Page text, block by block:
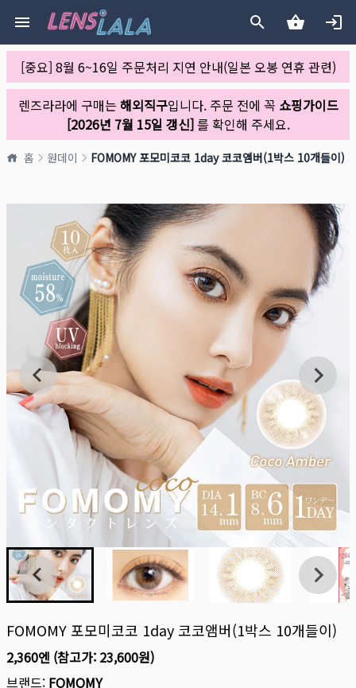
[중요] 8월 6~16일 주문처리 지연 안내(일본 오봉 연휴 관련)
렌즈라라에 구매는 해외직구입니다. 주문 전에 꼭 쇼핑가이드
[2026년 7월 15일 갱신]를 확인해 주세요.
홈 원데이 FOMOMY 포모미코코 1day 코코앰버(1박스 10개들이)
FOMOMY 포모미코코 1day 코코앰버(1박스 10개들이)
2,360엔 (참고가: 23,600원)
브랜드: FOMOMY